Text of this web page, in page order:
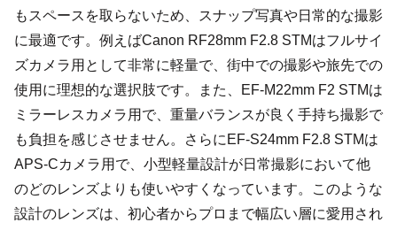
もスペースを取らないため、スナップ写真や日常的な撮影
に最適です。例えばCanon RF28mm F2.8 STMはフルサイ
ズカメラ用として非常に軽量で、街中での撮影や旅先での
使用に理想的な選択肢です。また、EF-M22mm F2 STMは
ミラーレスカメラ用で、重量バランスが良く手持ち撮影で
も負担を感じさせません。さらにEF-S24mm F2.8 STMは
APS-Cカメラ用で、小型軽量設計が日常撮影において他
のどのレンズよりも使いやすくなっています。このような
設計のレンズは、初心者からプロまで幅広い層に愛用され